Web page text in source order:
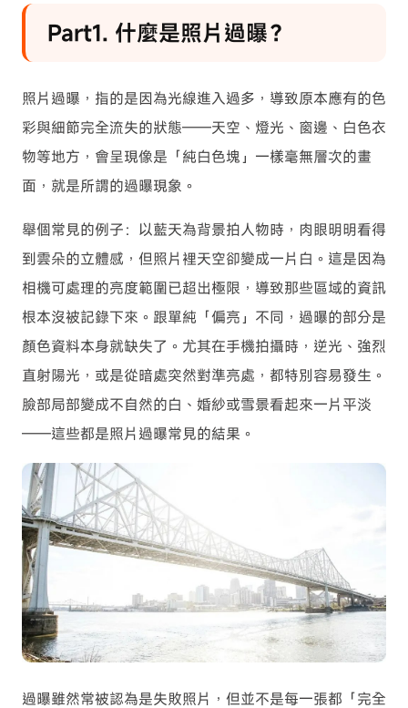
Part1. 什麼是照片過曝？
照片過曝，指的是因為光線進入過多，導致原本應有的色
彩與細節完全流失的狀態——天空、燈光、窗邊、白色衣
物等地方，會呈現像是「純白色塊」一樣毫無層次的畫
面，就是所謂的過曝現象。
舉個常見的例子：以藍天為背景拍人物時，肉眼明明看得
到雲朵的立體感，但照片裡天空卻變成一片白。這是因為
相機可處理的亮度範圍已超出極限，導致那些區域的資訊
根本沒被記錄下來。跟單純「偏亮」不同，過曝的部分是
顏色資料本身就缺失了。尤其在手機拍攝時，逆光、強烈
直射陽光，或是從暗處突然對準亮處，都特別容易發生。
臉部局部變成不自然的白、婚紗或雪景看起來一片平淡
——這些都是照片過曝常見的結果。
過曝雖然常被認為是失敗照片，但並不是每一張都「完全